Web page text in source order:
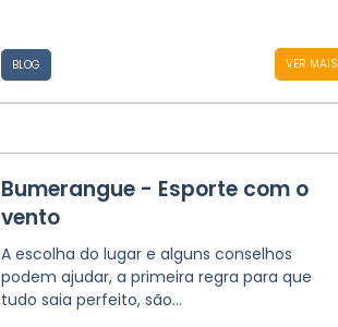
VER MAIS
BLOG
Bumerangue - Esporte com o
vento
A escolha do lugar e alguns conselhos
podem ajudar, a primeira regra para que
tudo saia perfeito, são...